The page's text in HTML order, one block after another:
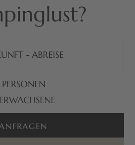
PERSONEN
ERWACHSENE
- ABREISE